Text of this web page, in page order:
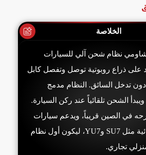
الخلاصة
نظام شحن آلي للسيارات
على ذراع روبوتية توصل وتفصل كابل
دون تدخل السائق. النظام مدمج
الشحن تلقائياً عند ركن السيارة.
في الصين قريباً، ويدعم سيارات
شاومي الكهربائية مثل SU7 وYU7، ليكون أول نظام
تجاري.